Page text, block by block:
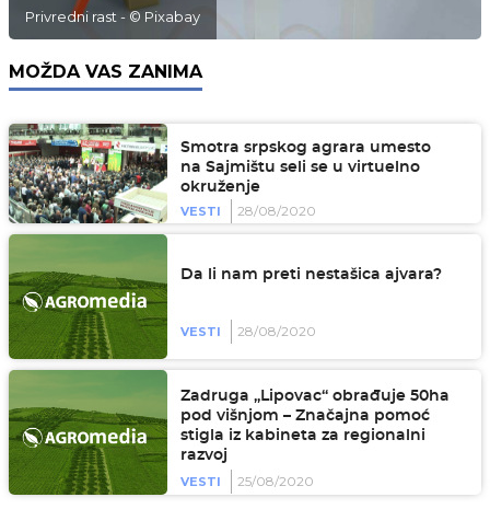
Privredni rast - © Pixabay
MOŽDA VAS ZANIMA
Smotra srpskog agrara umesto
na Sajmištu seli se u virtuelno
okruženje
VESTI
28/08/2020
Da li nam preti nestašica ajvara?
VESTI 28/08/2020
Zadruga „Lipovac“ obrađuje 50ha
pod višnjom – Značajna pomoć
stigla iz kabineta za regionalni
razvoj
VESTI
25/08/2020